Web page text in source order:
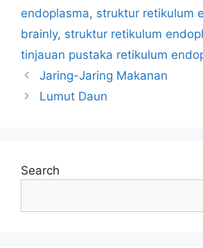
endoplasma, struktur retikulum
brainly, struktur retikulum
tinjauan pustaka retikulum
Jaring-Jaring Makanan
Lumut Daun
Search